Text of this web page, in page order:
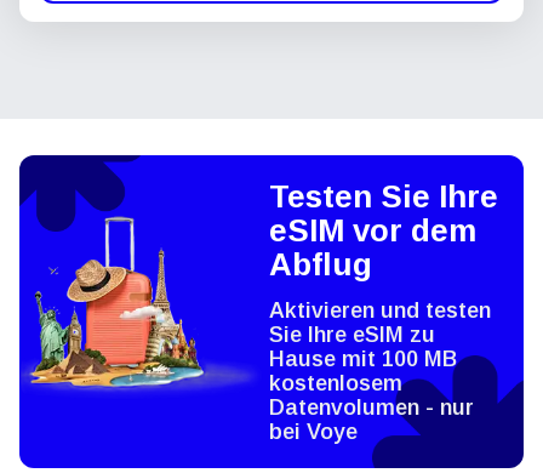
Testen Sie Ihre
eSIM vor dem
Abflug
Aktivieren und testen
Sie Ihre eSIM zu
Hause mit 100 MB
kostenlosem
Datenvolumen - nur
bei Voye